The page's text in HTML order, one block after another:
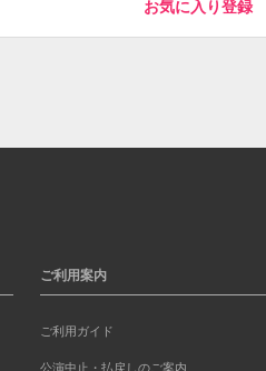
お気に入り登録
ご利用案内
ご利用ガイド
公演中止・払戻しのご案内